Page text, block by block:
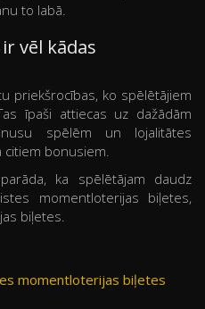
to labā.
vēl kādas
priekšrocības, ko spēlētājiem
īpaši attiecas uz dažādām
spēlēm un lojalitātes
citiem bonusiem.
ka spēlētājam daudz
momentloterijas biļetes,
biļetes.
momentloterijas biļetes